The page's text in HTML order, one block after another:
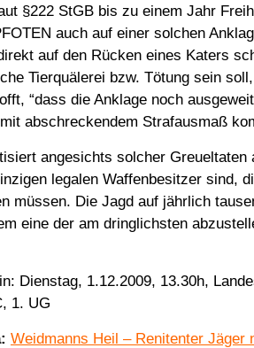
§222 StGB bis zu einem Jahr
auch auf einer solchen
auf den Rücken eines Katers
Tierquälerei bzw. Tötung sein
“dass die Anklage noch
abschreckendem Strafausmaß
angesichts solcher Greueltaten
legalen Waffenbesitzer sind,
müssen. Die Jagd auf jährlich
eine der am dringlichsten
Dienstag, 1.12.2009, 13.30h,
1. UG
Weidmanns Heil – Renitenter Jäger